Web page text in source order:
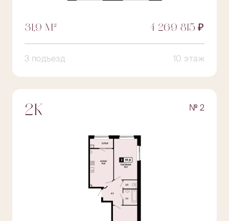
31,9 М² 4 269 815 ₽
3 подъезд 10 этаж
2К № 2